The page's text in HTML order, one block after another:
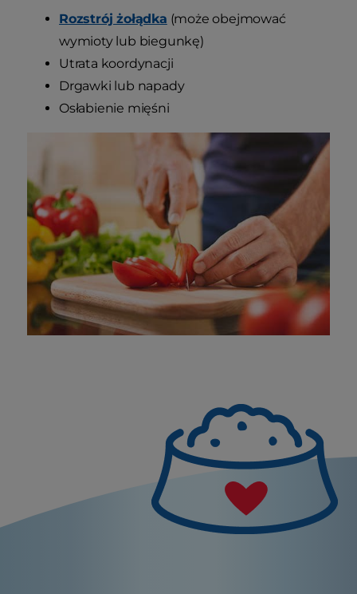
Rozstrój żołądka (może obejmować
wymioty lub biegunkę)
Utrata koordynacji
Drgawki lub napady
Osłabienie mięśni